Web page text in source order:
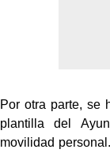
Por otra parte, se
plantilla del
movilidad